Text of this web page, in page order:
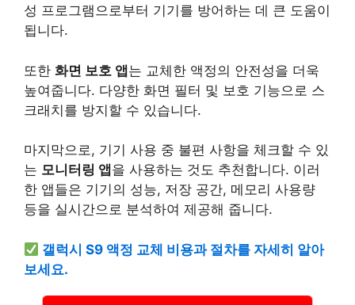
성 프로그램으로부터 기기를 방어하는 데 큰 도움이
됩니다.
또한 화면 보호 앱는 교체한 액정의 안전성을 더욱
높여줍니다. 다양한 화면 필터 및 보호 기능으로 스
크래치를 방지할 수 있습니다.
마지막으로, 기기 사용 중 불편 사항을 체크할 수 있
는 모니터링 앱 을 사용하는 것도 추천합니다. 이러
한 앱들은 기기의 성능, 저장 공간, 메모리 사용량
등을 실시간으로 분석하여 제공해 줍니다.
갤럭시 S9 액정 교체 비용과 절차를 자세히 알아
보세요.